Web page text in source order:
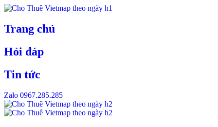
Skip
content
Trang chủ
Hỏi đáp
Tin tức
Zalo 0967.285.285